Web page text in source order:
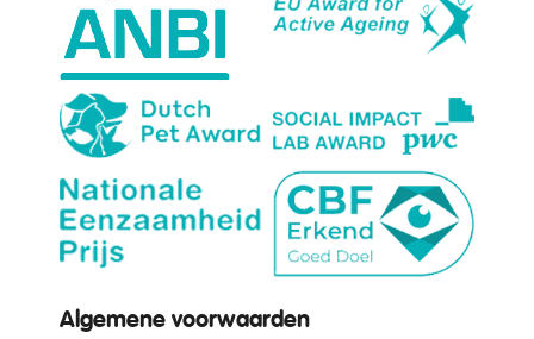
Algemene voorwaarden